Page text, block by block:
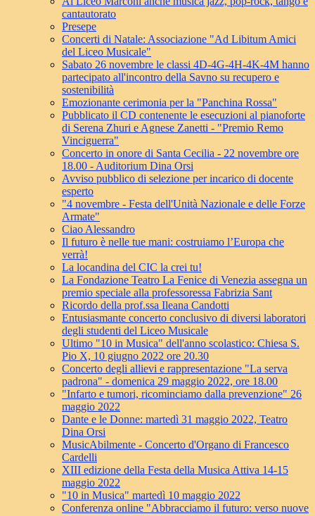
cantautorato
Presepe
Concerti di Natale: Associazione "Ad Libitum Amici
del Liceo Musicale"
Sabato 26 novembre le classi 4D-4G-4H-4K-4M hanno
partecipato all'incontro della Savno su recupero e
sostenibilità
Emozionante cerimonia per la "Panchina Rossa"
Pubblicato il CD contenente le esecuzioni al pianoforte
di Serena Zhuri e Agnese Zanetti - "Premio Remo
Vinciguerra"
Concerto in onore di Santa Cecilia - 22 novembre ore
18.00 - Auditorium Dina Orsi
Avviso pubblico di selezione per incarico di docente
esperto
"4 novembre - Festa dell'Unità Nazionale e delle Forze
Armate"
Ciao Alessandro
Il futuro è nelle tue mani: costruiamo l’Europa che
verrà!
La locandina del CIC la crei tu!
La Fondazione Teatro La Fenice di Venezia assegna un
premio speciale alla professoressa Fabrizia Sant
Ricordo della prof.ssa Ileana Candotti
Entusiasmante concerto conclusivo di diversi laboratori
degli studenti del Liceo Musicale
Ultimo "10 in Musica" dell'anno scolastico: Chiesa S.
Pio X, 10 giugno 2022 ore 20.30
Concerto degli allievi e rappresentazione "La serva
padrona" - domenica 29 maggio 2022, ore 18.00
"Infarto e tumori, ricominciamo dalla prevenzione" 26
maggio 2022
Dante e le Donne: martedì 31 maggio 2022, Teatro
Dina Orsi
MusicAbilmente - Concerto d'Organo di Francesco
Cardelli
XIII edizione della Festa della Musica Attiva 14-15
maggio 2022
"10 in Musica" martedì 10 maggio 2022
Conferenza online "Abbracciamo il futuro: verso nuove